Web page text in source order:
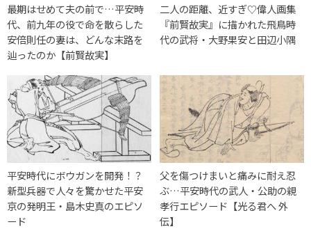
最期はせめて夫の前で…平安時
代、前九年の役で命を散らした
安倍則任の妻は、どんな末路を
辿ったのか【前賢故実】
二人の距離、近すぎ♡偉人画集
『前賢故実』に描かれた飛鳥時
代の武将・大野果安と田辺小隅
平安時代にボウガンを開発！？
新型兵器で人々を驚かせた平安
京の発明王・島木史真のエピソ
ード
父を傷つけまいと痛みに耐え忍
ぶ…平安時代の武人・公助の親
孝行エピソード【光る君へ 外
伝】